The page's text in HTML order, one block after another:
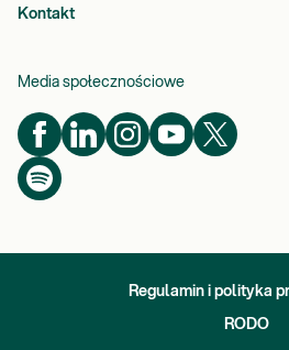
Kontakt
Media społecznościowe
Regulamin i polityka
RODO